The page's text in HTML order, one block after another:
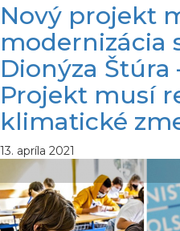
Nový projekt
modernizácia
Dionýza
Projekt musí
klimatické
13. apríla 2021